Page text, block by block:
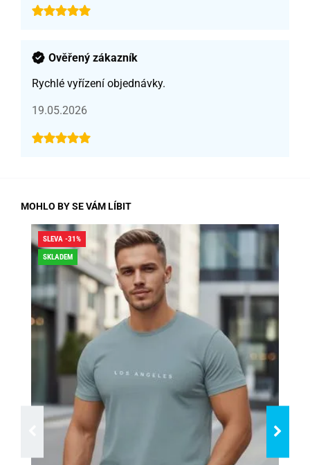
Ověřený zákazník
Rychlé vyřízení objednávky.
19.05.2026
MOHLO BY SE VÁM LÍBIT
SLEVA -31%
SKLADEM